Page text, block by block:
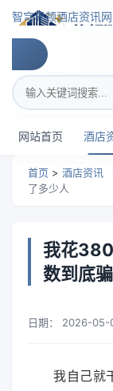
跳转到主要内容
智穹界顿酒店资讯网
搜索关键词
网站首页 酒店
首页 > 酒店资讯
了多少人
我花
数到底
日期： 2026-05-
我自己就